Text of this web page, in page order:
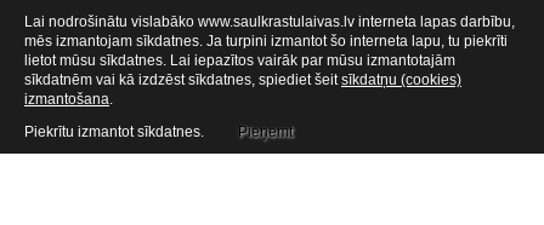
Lai nodrošinātu vislabāko www.saulkrastulaivas.lv interneta lapas darbību,
mēs izmantojam sīkdatnes. Ja turpini izmantot šo interneta lapu, tu piekrīti
lietot mūsu sīkdatnes. Lai iepazītos vairāk par mūsu izmantotajām
sīkdatnēm vai kā izdzēst sīkdatnes, spiediet šeitsīkdatņu (cookies)
izmantošana.
Piekrītu izmantot sīkdatnes.
Pieņemt